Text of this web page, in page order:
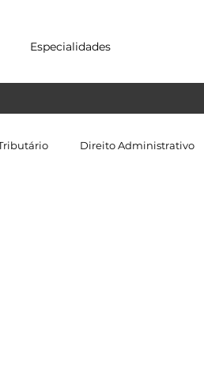
Especialidades
Direito Administrativo